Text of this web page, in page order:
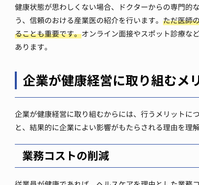
健康状態が思わしくない場合、ドクターからの専門的
う、信頼のおける産業医の紹介を行います。 ただ医師
ることも重要です。オンライン面接やスポット診療な
あります。
企業が健康経営に取り組むメ
企業が健康経営に取り組むからには、行うメリットに
と、結果的に企業によい影響がもたらされる理由を理
業務コストの削減